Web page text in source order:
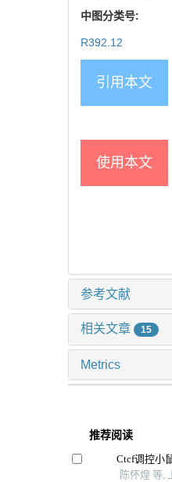
中图分类号:
R392.12
引用本文
使用本文
参考文献
相关文章 15
Metrics
推荐阅读
Ctcf调控小
陈怀煌 等,